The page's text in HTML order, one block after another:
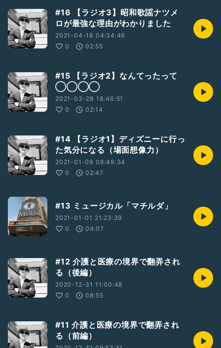
#16 【ラジオ3】昭和歌謡ナツメ
ロが最強な理由がわかりました
2021-04-18 04:34:46
0
02:55
#15 【ラジオ2】なんてったって
◯◯◯◯
2021-03-28 18:46:51
0
02:14
#14 【ラジオ1】ディズニーに行っ
た気分になる（場面想像力）
2021-01-09 08:49:34
0
02:47
#13 ミュージカル「マチルダ」
2021-01-01 21:23:39
0
04:07
#12 介護と医療の境界で翻弄され
る（後編）
2020-12-31 11:00:48
0
08:55
#11 介護と医療の境界で翻弄され
る（前編）